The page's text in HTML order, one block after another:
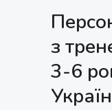
з
3-6